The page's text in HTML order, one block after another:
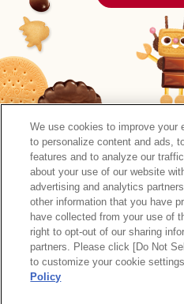
森永製菓公式ア
サイトマップ RSSの配信につ
ウェブアクセシビリティ
We use cookies to improve your
to personalize content and ads,
features and to analyze our
about your use of our website
advertising and analytics
other information that you have
have collected from your use of
right to opt-out of our sharing
partners. Please click [Do Not
to customize your cookie
Policy